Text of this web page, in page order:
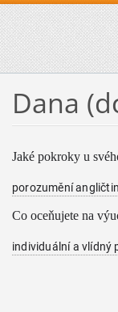
Dana
Jaké pokroky u
porozumění
Co oceňujete na
individuální a vlídný